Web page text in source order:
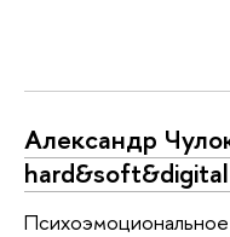
Александр